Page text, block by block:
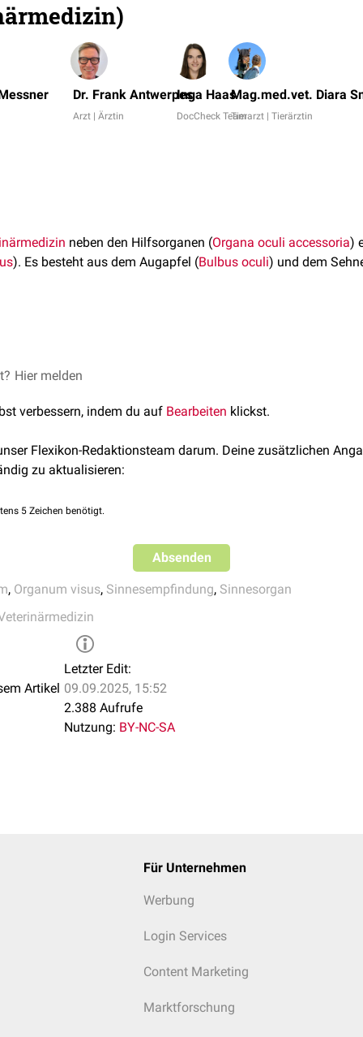
Dr. Frank Antwerpes
Arzt | Ärztin
Inga Haas
DocCheck Team
Mag.med.vet. Diara
Tierarzt | Tierärztin
neben den Hilfsorganen (Organa oculi accessoria)
). Es besteht aus dem Augapfel (Bulbus oculi) und dem
lokalisiert.
Uwe G. 2008. Anatomie für die Tiermedizin. 2., aktualisierte
Hier melden
verbessern, indem du auf Bearbeiten klickst.
Flexikon-Redaktionsteam darum. Deine zusätzlichen
zu aktualisieren:
5 Zeichen benötigt.
Absenden
, Organum visus, Sinnesempfindung, Sinnesorgan
Artikel
Letzter Edit:
09.09.2025, 15:52
2.388 Aufrufe
Nutzung: BY-NC-SA
Für Unternehmen
Werbung
Login Services
Content Marketing
Marktforschung